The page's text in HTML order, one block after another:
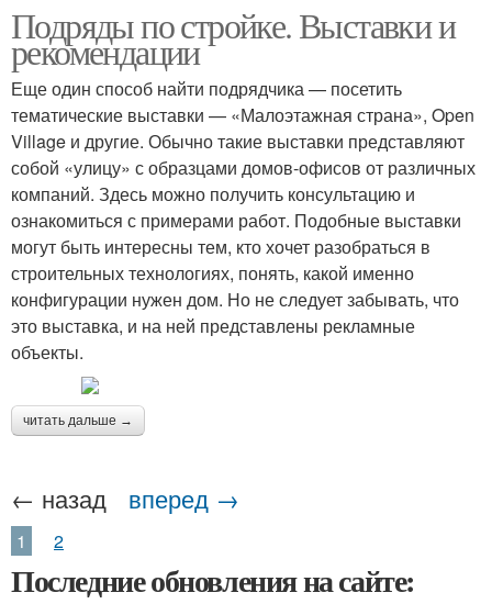
Подряды по стройке. Выставки и
рекомендации
Еще один способ найти подрядчика — посетить
тематические выставки — «Малоэтажная страна», Open
Village и другие. Обычно такие выставки представляют
собой «улицу» с образцами домов-офисов от различных
компаний. Здесь можно получить консультацию и
ознакомиться с примерами работ. Подобные выставки
могут быть интересны тем, кто хочет разобраться в
строительных технологиях, понять, какой именно
конфигурации нужен дом. Но не следует забывать, что
это выставка, и на ней представлены рекламные
объекты.
читать дальше →
← назад вперед →
1 2
Последние обновления на сайте: